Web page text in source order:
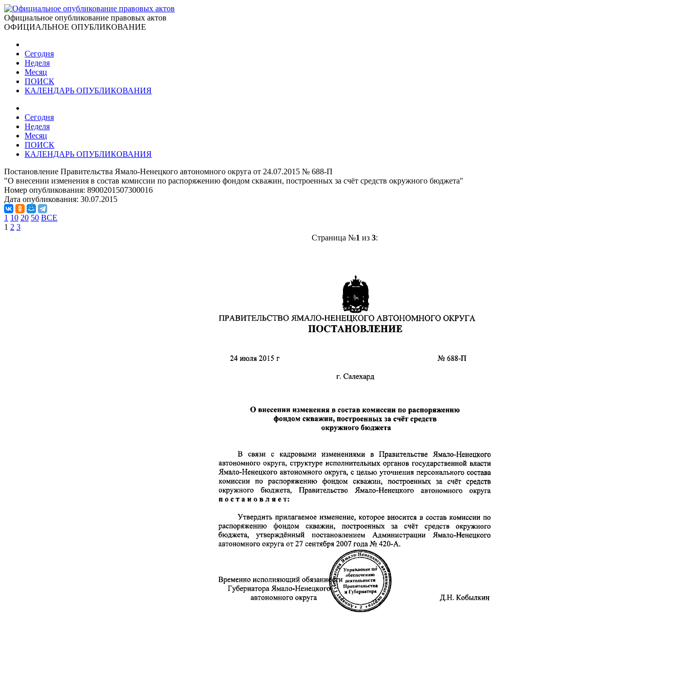
Официальное опубликование правовых актов
ОФИЦИАЛЬНОЕ ОПУБЛИКОВАНИЕ
Сегодня
Неделя
Месяц
ПОИСК
КАЛЕНДАРЬ ОПУБЛИКОВАНИЯ
Сегодня
Неделя
Месяц
ПОИСК
КАЛЕНДАРЬ ОПУБЛИКОВАНИЯ
Постановление Правительства Ямало-Ненецкого автономного округа от 24.07.2015 № 688-П
"О внесении изменения в состав комиссии по распоряжению фондом скважин, построенных за счёт средств окружного бюджета"
Номер опубликования: 8900201507300016
Дата опубликования: 30.07.2015
1 10 20 50 ВСЕ
1 2 3
Страница №1 из 3: